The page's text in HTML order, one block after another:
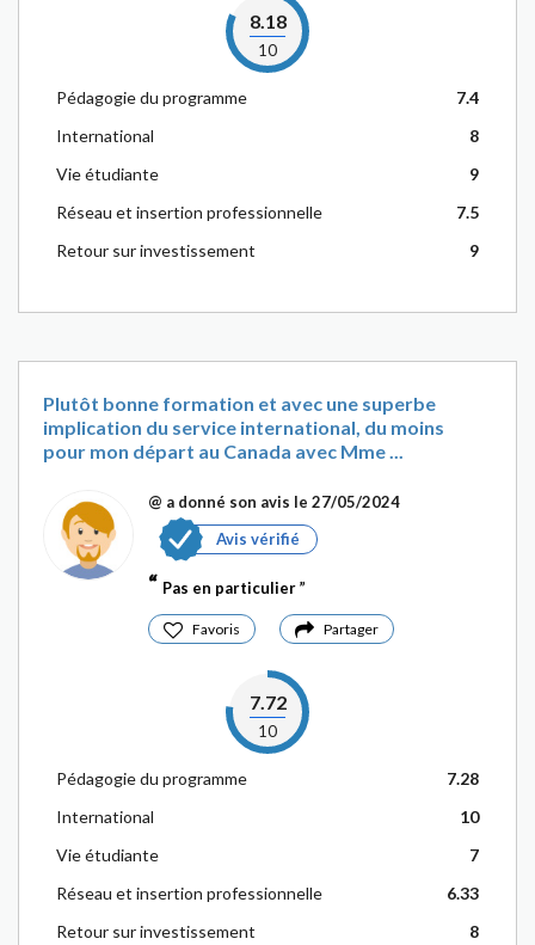
8.18
10
Pédagogie du programme
7.4
International
8
Vie étudiante
9
Réseau et insertion professionnelle
7.5
Retour sur investissement
9
Plutôt bonne formation et avec une superbe
implication du service international, du moins
pour mon départ au Canada avec Mme ...
@ a donné son avis le 27/05/2024
Avis vérifié
Pas en particulier
Favoris Partager
7.72
10
Pédagogie du programme
7.28
International
10
Vie étudiante
7
Réseau et insertion professionnelle
6.33
Retour sur investissement
8